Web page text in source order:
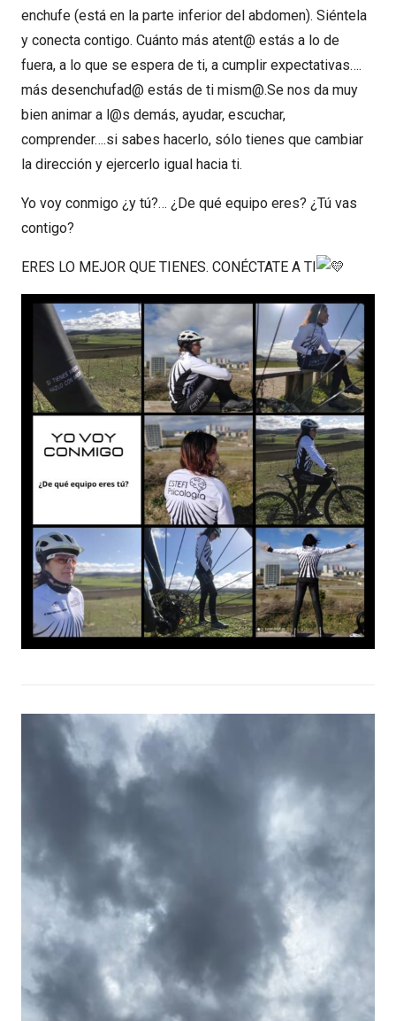
enchufe (está en la parte inferior del abdomen). Siéntela
y conecta contigo. Cuánto más atent@ estás a lo de
fuera, a lo que se espera de ti, a cumplir expectativas….
más desenchufad@ estás de ti mism@.Se nos da muy
bien animar a l@s demás, ayudar, escuchar,
comprender….si sabes hacerlo, sólo tienes que cambiar
la dirección y ejercerlo igual hacia ti.
Yo voy conmigo ¿y tú?… ¿De qué equipo eres? ¿Tú vas
contigo?
ERES LO MEJOR QUE TIENES. CONÉCTATE A TI